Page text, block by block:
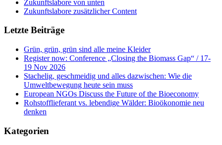
Zukunftslabore von unten
Zukunftslabore zusätzlicher Content
Letzte Beiträge
Grün, grün, grün sind alle meine Kleider
Register now: Conference „Closing the Biomass Gap“ / 17-
19 Nov 2026
Stachelig, geschmeidig und alles dazwischen: Wie die
Umweltbewegung heute sein muss
European NGOs Discuss the Future of the Bioeconomy
Rohstofflieferant vs. lebendige Wälder: Bioökonomie neu
denken
Kategorien